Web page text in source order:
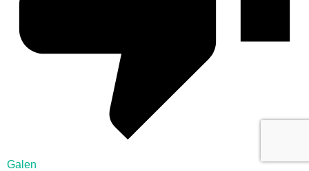
Galen